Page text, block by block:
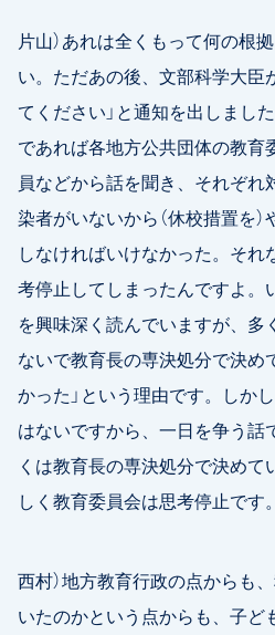
片山）あれは全くもって何の根
い。ただあの後、文部科学大臣
てください」と通知を出しまし
であれば各地方公共団体の教育
員などから話を聞き、それぞれ
染者がいないから（休校措置を
しなければいけなかった。そ
考停止してしまったんですよ。
を興味深く読んでいますが、
ないで教育長の専決処分で決め
かった」という理由です。しか
はないですから、一日を争う話
くは教育長の専決処分で決めて
しく教育委員会は思考停止です。
西村）地方教育行政の点からも
いたのかという点からも、子ど